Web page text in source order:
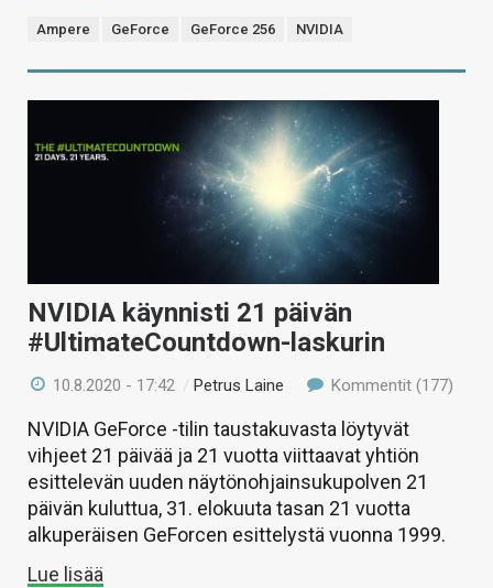
Ampere GeForce GeForce 256 NVIDIA
NVIDIA käynnisti 21 päivän
#UltimateCountdown-laskurin
10.8.2020 - 17:42 /Petrus Laine Kommentit (177)
NVIDIA GeForce -tilin taustakuvasta löytyvät
vihjeet 21 päivää ja 21 vuotta viittaavat yhtiön
esittelevän uuden näytönohjainsukupolven 21
päivän kuluttua, 31. elokuuta tasan 21 vuotta
alkuperäisen GeForcen esittelystä vuonna 1999.
Lue lisää